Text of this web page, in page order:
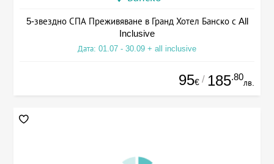
5-звездно СПА Преживяване в Гранд Хотел Банско с All
Inclusive
Дата: 01.07 - 30.09 + all inclusive
95€ / 185.80
лв.